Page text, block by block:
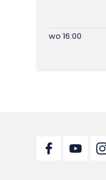
wo 16:00